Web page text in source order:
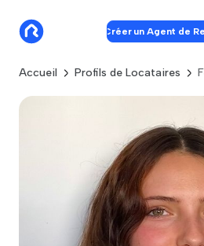
Créer un Agent de
Accueil Profils de Locataires